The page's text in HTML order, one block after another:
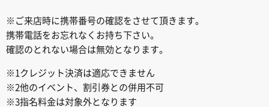
※ご来店時に携帯番号の確認をさせて頂きます。
携帯電話をお忘れなくお持ち下さい。
確認のとれない場合は無効となります。
※1クレジット決済は適応できません
※2他のイベント、割引券との併用不可
※3指名料金は対象外となります